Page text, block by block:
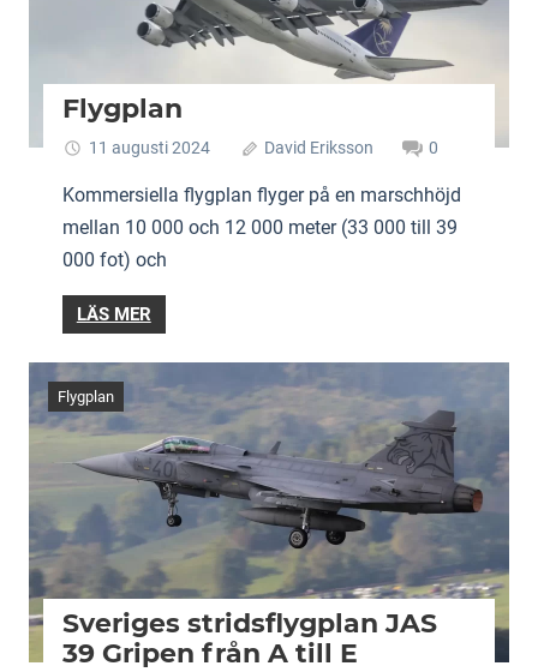
Flygplan
11 augusti 2024 David Eriksson 0
Kommersiella flygplan flyger på en marschhöjd
mellan 10 000 och 12 000 meter (33 000 till 39
000 fot) och
LÄS MER
Flygplan
Sveriges stridsflygplan JAS
39 Gripen från A till E